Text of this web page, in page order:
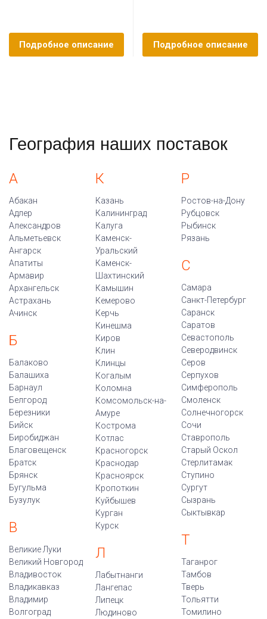
Подробное описание Подробное описание
География наших поставок
А
Абакан
Адлер
Александров
Альметьевск
Ангарск
Апатиты
Армавир
Архангельск
Астрахань
Ачинск
Б
Балаково
Балашиха
Барнаул
Белгород
Березники
Бийск
Биробиджан
Благовещенск
Братск
Брянск
Бугульма
Бузулук
В
Великие Луки
Великий Новгород
Владивосток
Владикавказ
Владимир
Волгоград
К
Казань
Калининград
Калуга
Каменск-
Уральский
Каменск-
Шахтинский
Камышин
Кемерово
Керчь
Кинешма
Киров
Клин
Клинцы
Когалым
Коломна
Комсомольск-на-
Амуре
Кострома
Котлас
Красногорск
Краснодар
Красноярск
Кропоткин
Куйбышев
Курган
Курск
Л
Лабытнанги
Лангепас
Липецк
Людиново
Р
Ростов-на-Дону
Рубцовск
Рыбинск
Рязань
С
Самара
Санкт-Петербург
Саранск
Саратов
Севастополь
Северодвинск
Серов
Серпухов
Симферополь
Смоленск
Солнечногорск
Сочи
Ставрополь
Старый Оскол
Стерлитамак
Ступино
Сургут
Сызрань
Сыктывкар
Т
Таганрог
Тамбов
Тверь
Тольятти
Томилино